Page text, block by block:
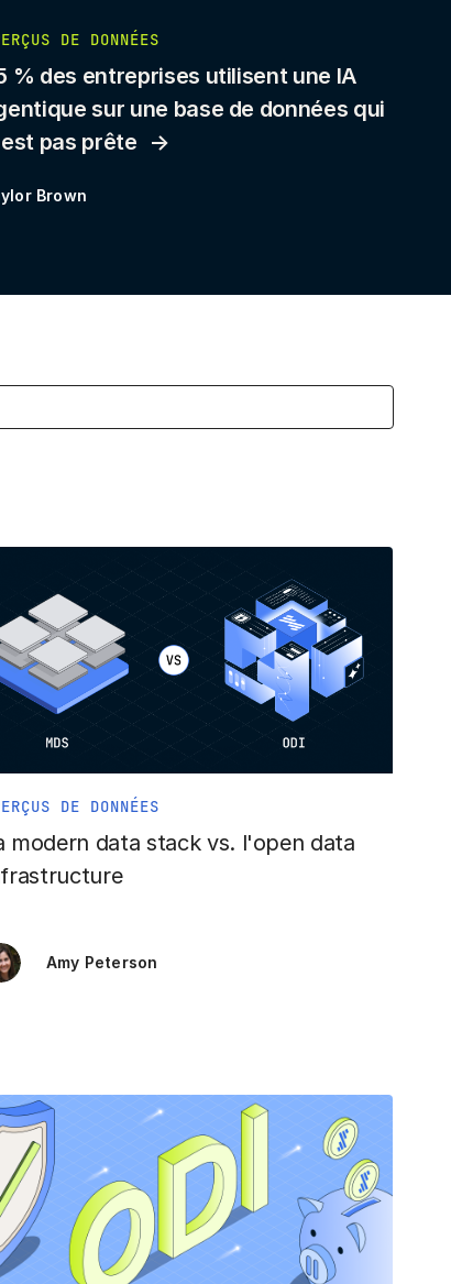
DE DONNÉES
% des entreprises utilisent une IA
sur une base de données qui
pas prête
Brown
DE DONNÉES
modern data stack vs. l'open data
Amy Peterson